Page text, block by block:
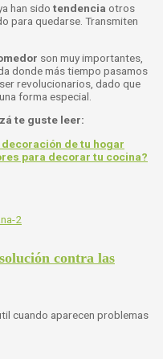
han sido tendencia otros
para quedarse. Transmiten
son muy importantes,
donde más tiempo pasamos
revolucionarios, dado que
forma especial.
te guste leer:
de tu hogar
para decorar tu cocina?
contra las
cuando aparecen problemas